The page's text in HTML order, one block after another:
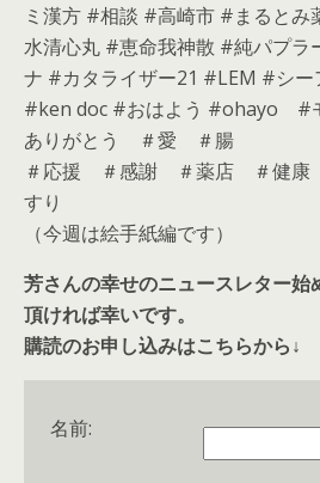
ミ漢方 #相談 #高崎市 #まるとみ
水清心丸 #恵命我神散 #純パプラ
ナ #カタライザー21 #LEM #シ
#ken doc #おはよう #ohayo #
ありがとう ＃愛 ＃腸
＃応援 ＃感謝 ＃薬店 ＃健
すり
（今週は絵手紙編です）
芳さんの幸せのニュースレター始
頂ければ幸いです。
購読のお申し込みはこちらから↓
名前: